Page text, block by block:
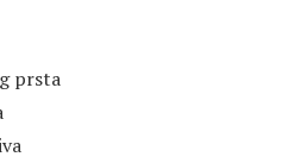
prsta